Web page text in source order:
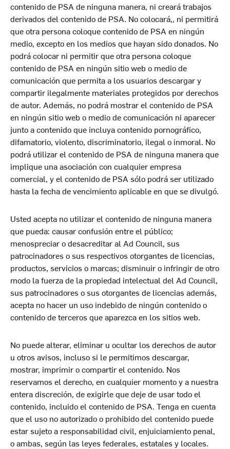
contenido de PSA de ninguna manera, ni creará trabajos
derivados del contenido de PSA. No colocará,, ni permitirá
que otra persona coloque contenido de PSA en ningún
medio, excepto en los medios que hayan sido donados. No
podrá colocar ni permitir que otra persona coloque
contenido de PSA en ningún sitio web o medio de
comunicación que permita a los usuarios descargar y
compartir ilegalmente materiales protegidos por derechos
de autor. Además, no podrá mostrar el contenido de PSA
en ningún sitio web o medio de comunicación ni aparecer
junto a contenido que incluya contenido pornográfico,
difamatorio, violento, discriminatorio, ilegal o inmoral. No
podrá utilizar el contenido de PSA de ninguna manera que
implique una asociación con cualquier empresa
comercial, y el contenido de PSA sólo podrá ser utilizado
hasta la fecha de vencimiento aplicable en que se divulgó.
Usted acepta no utilizar el contenido de ninguna manera
que pueda: causar confusión entre el público;
menospreciar o desacreditar al Ad Council, sus
patrocinadores o sus respectivos otorgantes de licencias,
productos, servicios o marcas; disminuir o infringir de otro
modo la fuerza de la propiedad intelectual del Ad Council,
sus patrocinadores o sus otorgantes de licencias además,
acepta no hacer un uso indebido de ningún contenido o
contenido de terceros que aparezca en los sitios web.
No puede alterar, eliminar u ocultar los derechos de autor
u otros avisos, incluso si le permitimos descargar,
mostrar, imprimir o compartir el contenido. Nos
reservamos el derecho, en cualquier momento y a nuestra
entera discreción, de exigirle que deje de usar todo el
contenido, incluido el contenido de PSA. Tenga en cuenta
que el uso no autorizado o prohibido del contenido puede
estar sujeto a responsabilidad civil, enjuiciamiento penal,
o ambas, según las leyes federales, estatales y locales.